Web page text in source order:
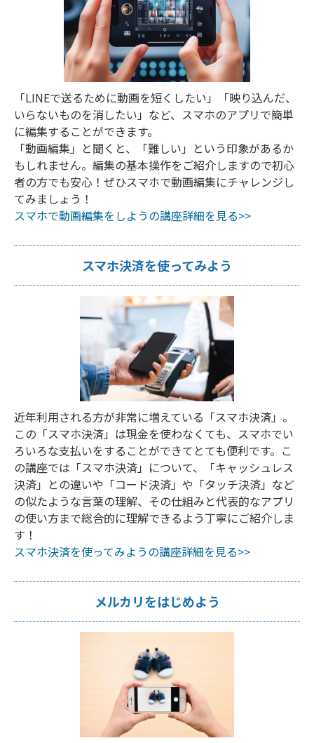
「LINEで送るために動画を短くしたい」「映り込んだ、
いらないものを消したい」など、スマホのアプリで簡単
に編集することができます。
「動画編集」と聞くと、「難しい」という印象があるか
もしれません。編集の基本操作をご紹介しますので初心
者の方でも安心！ぜひスマホで動画編集にチャレンジし
てみましょう！
スマホで動画編集をしようの講座詳細を見る>>
スマホ決済を使ってみよう
近年利用される方が非常に増えている「スマホ決済」。
この「スマホ決済」は現金を使わなくても、スマホでい
ろいろな支払いをすることができてとても便利です。こ
の講座では「スマホ決済」について、「キャッシュレス
決済」との違いや「コード決済」や「タッチ決済」など
の似たような言葉の理解、その仕組みと代表的なアプリ
の使い方まで総合的に理解できるよう丁寧にご紹介しま
す！
スマホ決済を使ってみようの講座詳細を見る>>
メルカリをはじめよう